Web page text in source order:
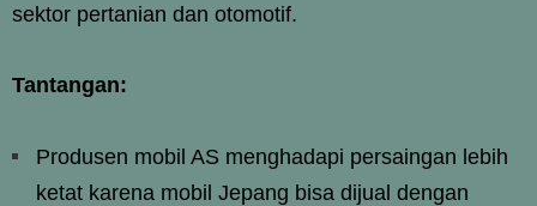
sektor pertanian dan otomotif.
Tantangan:
Produsen mobil AS menghadapi persaingan lebih
ketat karena mobil Jepang bisa dijual dengan